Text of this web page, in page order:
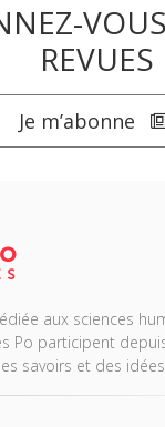
REVUES
Je m’abonne
aux sciences
Po participent
savoirs et des idées